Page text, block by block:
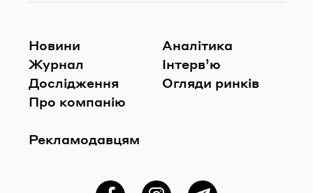
Новини
Журнал
Дослідження
Про компанію
Рекламодавцям
Аналітика
Інтерв’ю
Огляди ринків